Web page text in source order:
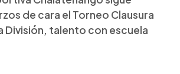
de cara el Torneo Clausura
División, talento con escuela